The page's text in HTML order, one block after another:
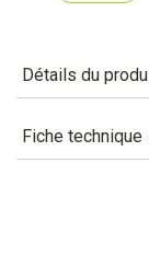
Détails du
Référence
Fiche technique